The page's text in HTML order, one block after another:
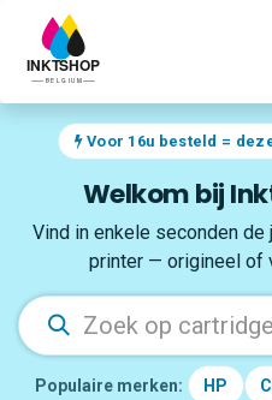
Overslaan naar inhoud
Voor 16u besteld =
Welkom bij
Vind in enkele seconden
printer — origineel of
Populaire merken: HP